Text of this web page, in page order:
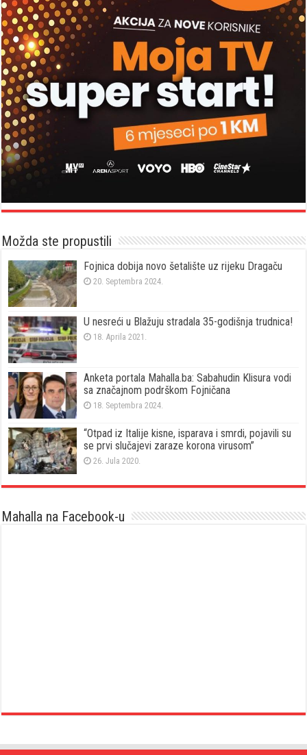
Možda ste propustili
Fojnica dobija novo šetalište uz rijeku Dragaču
20. Septembra 2024.
U nesreći u Blažuju stradala 35-godišnja trudnica!
18. Aprila 2021.
Anketa portala Mahalla.ba: Sabahudin Klisura vodi
sa značajnom podrškom Fojničana
18. Septembra 2024.
“Otpad iz Italije kisne, isparava i smrdi, pojavili su
se prvi slučajevi zaraze korona virusom”
26. Jula 2020.
Mahalla na Facebook-u